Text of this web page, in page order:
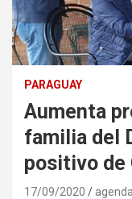
PARAGUAY
Aumenta
familia del
positivo de
17/09/2020 agenda